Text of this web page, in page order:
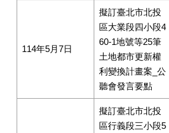
114年5月7日
擬訂臺北市北投
區大業段四小段4
60-1地號等25筆
土地都市更新權
利變換計畫案_公
聽會發言要點
擬訂臺北市北投
區行義段三小段5